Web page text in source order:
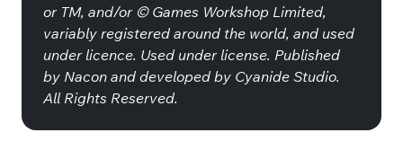
or TM, and/or © Games Workshop Limited,
variably registered around the world, and used
under licence. Used under license. Published
by Nacon and developed by Cyanide Studio.
All Rights Reserved.